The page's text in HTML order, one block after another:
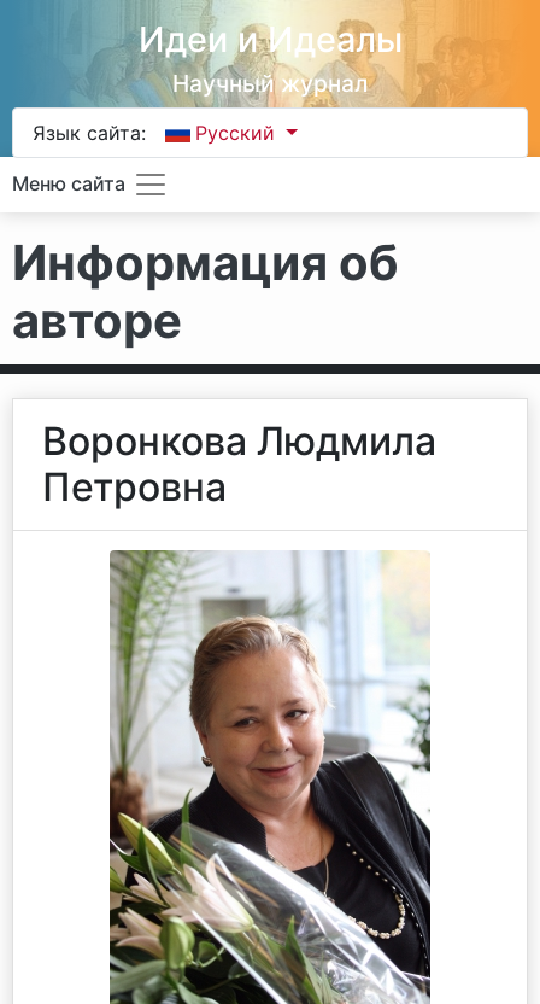
Идеи и Идеалы
Научный журнал
Язык сайта: Русский
Меню сайта
Информация об
авторе
Воронкова Людмила
Петровна